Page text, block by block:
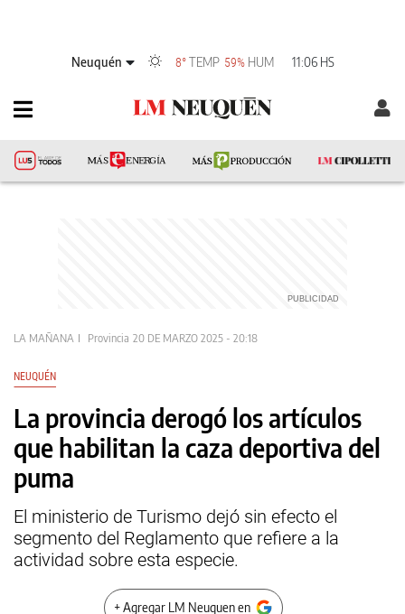
Neuquén 8° TEMP 59% HUM 11:06 HS
LA MAÑANA Provincia 20 DE MARZO 2025 - 20:18
NEUQUÉN
La provincia derogó los artículos
que habilitan la caza deportiva del
puma
El ministerio de Turismo dejó sin efecto el
segmento del Reglamento que refiere a la
actividad sobre esta especie.
+ Agregar LM Neuquen en